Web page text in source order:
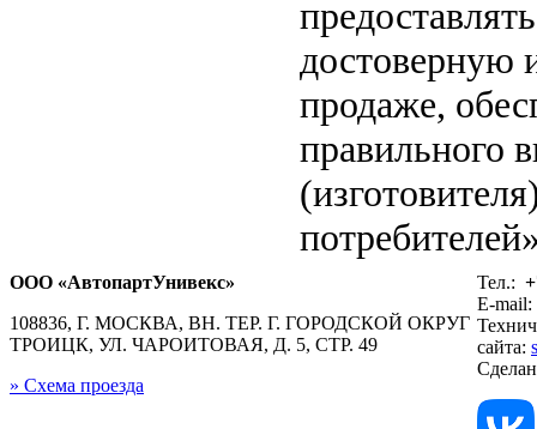
достоверную
продаже,
правильного
ООО «АвтопартУнивекс»
108836, Г. МОСКВА, ВН. ТЕР. Г. ГОРОДСКОЙ ОКРУГ
ТРОИЦК, УЛ. ЧАРОИТОВАЯ, Д. 5, СТР. 49
» Схема проезда
Тел.:
E-mail:
сайта: